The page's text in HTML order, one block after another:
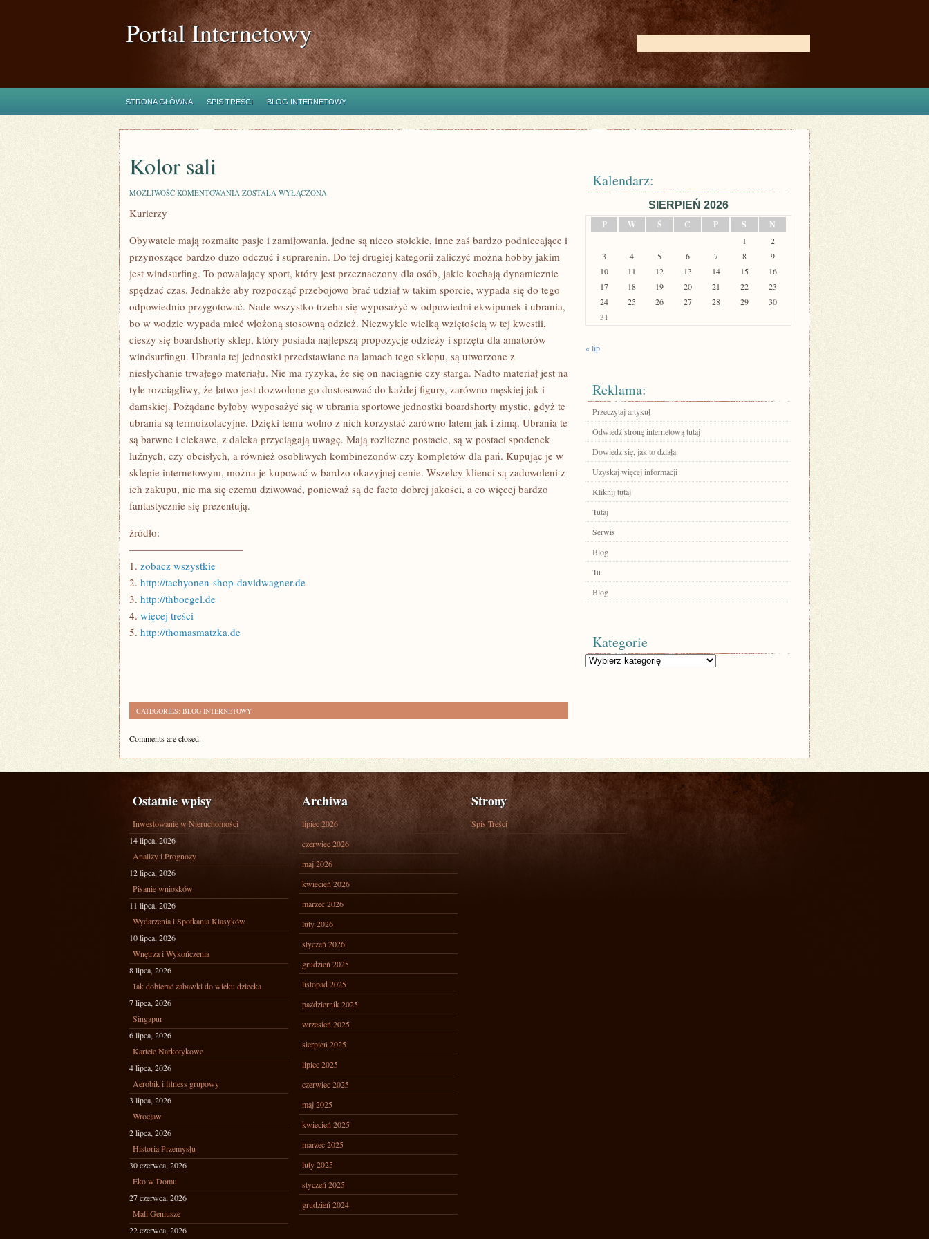
Portal Internetowy
STRONA GŁÓWNA SPIS TREŚCI BLOG INTERNETOWY
Kolor sali
MOŻLIWOŚĆ KOMENTOWANIA KOLOR
ZOSTAŁA WYŁĄCZONA
Kurierzy
Obywatele mają rozmaite pasje i zamiłowania, jedne są nieco stoickie, inne zaś bardzo podniecające i
przynoszące bardzo dużo odczuć i suprarenin. Do tej drugiej kategorii zaliczyć można hobby jakim
jest windsurfing. To powalający sport, który jest przeznaczony dla osób, jakie kochają dynamicznie
spędzać czas. Jednakże aby rozpocząć przebojowo brać udział w takim sporcie, wypada się do tego
odpowiednio przygotować. Nade wszystko trzeba się wyposażyć w odpowiedni ekwipunek i ubrania,
bo w wodzie wypada mieć włożoną stosowną odzież. Niezwykle wielką wziętością w tej kwestii,
cieszy się boardshorty sklep, który posiada najlepszą propozycję odzieży i sprzętu dla amatorów
windsurfingu. Ubrania tej jednostki przedstawiane na łamach tego sklepu, są utworzone z
niesłychanie trwałego materiału. Nie ma ryzyka, że się on naciągnie czy starga. Nadto materiał jest na
tyle rozciągliwy, że łatwo jest dozwolone go dostosować do każdej figury, zarówno męskiej jak i
damskiej. Pożądane byłoby wyposażyć się w ubrania sportowe jednostki boardshorty mystic, gdyż te
ubrania są termoizolacyjne. Dzięki temu wolno z nich korzystać zarówno latem jak i zimą. Ubrania te
są barwne i ciekawe, z daleka przyciągają uwagę. Mają rozliczne postacie, są w postaci spodenek
luźnych, czy obcisłych, a również osobliwych kombinezonów czy kompletów dla pań. Kupując je w
sklepie internetowym, można je kupować w bardzo okazyjnej cenie. Wszelcy klienci są zadowoleni z
ich zakupu, nie ma się czemu dziwować, ponieważ są de facto dobrej jakości, a co więcej bardzo
fantastycznie się prezentują.
źródło:
———————————
1. zobacz wszystkie
2. http://tachyonen-shop-davidwagner.de
3. http://thboegel.de
4. więcej treści
5. http://thomasmatzka.de
CATEGORIES: BLOG INTERNETOWY
Comments are closed.
Kalendarz:
SIERPIEŃ 2026
P
W Ś C P S N
1
2
3
4 5 6 7 8
9
10
11 12 13 14 15
16
17
18 19 20 21 22
23
24
25 26 27 28 29
30
31
« lip
Reklama:
Przeczytaj artykuł
Odwiedź stronę internetową tutaj
Dowiedz się, jak to działa
Uzyskaj więcej informacji
Kliknij tutaj
Tutaj
Serwis
Blog
Tu
Blog
Kategorie
Kategorie
Ostatnie wpisy
Inwestowanie w Nieruchomości
14 lipca, 2026
Analizy i Prognozy
12 lipca, 2026
Pisanie wniosków
11 lipca, 2026
Wydarzenia i Spotkania Klasyków
10 lipca, 2026
Wnętrza i Wykończenia
8 lipca, 2026
Jak dobierać zabawki do wieku dziecka
7 lipca, 2026
Singapur
6 lipca, 2026
Kartele Narkotykowe
4 lipca, 2026
Aerobik i fitness grupowy
3 lipca, 2026
Wrocław
2 lipca, 2026
Historia Przemysłu
30 czerwca, 2026
Eko w Domu
27 czerwca, 2026
Mali Geniusze
22 czerwca, 2026
Archiwa
lipiec 2026
czerwiec 2026
maj 2026
kwiecień 2026
marzec 2026
luty 2026
styczeń 2026
grudzień 2025
listopad 2025
październik 2025
wrzesień 2025
sierpień 2025
lipiec 2025
czerwiec 2025
maj 2025
kwiecień 2025
marzec 2025
luty 2025
styczeń 2025
grudzień 2024
Strony
Spis Treści